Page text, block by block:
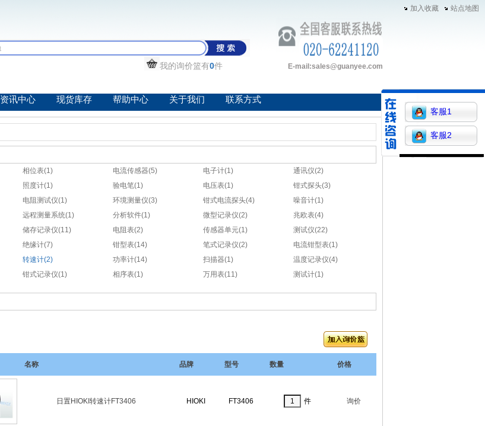
客服1
客服2
加入收藏 站点地图
我的询价篮有0件 E-mail:sales@guanyee.com
资讯中心 现货库存 帮助中心 关于我们 联系方式
相位表(1) 电流传感器(5) 电子计(1)
通讯仪(2)
照度计(1) 验电笔(1) 电压表(1)
钳式探头(3)
电阻测试仪(1) 环境测量仪(3) 钳式电流探头(4)
噪音计(1)
远程测量系统(1) 分析软件(1) 微型记录仪(2)
兆欧表(4)
储存记录仪(11) 电阻表(2) 传感器单元(1)
测试仪(22)
绝缘计(7) 钳型表(14) 笔式记录仪(2)
电流钳型表(1)
转速计(2) 功率计(14) 扫描器(1)
温度记录仪(4)
钳式记录仪(1) 相序表(1) 万用表(11) 测试计(1)
名称 品牌 型号 数量 价格
日置HIOKI转速计FT3406 HIOKI FT3406 件 询价